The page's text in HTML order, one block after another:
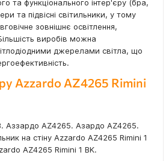
та функціонального інтер'єру (бра,
та підвісні світильники, у тому
зовнішнє освітлення,
виробів можна
джерелами світла, що
Azzardo AZ4265 Rimini
Аззардо AZ4265. Азардо AZ4265.
на стіну Azzardo AZ4265 Rimini 1
AZ4265 Rimini 1 BK.